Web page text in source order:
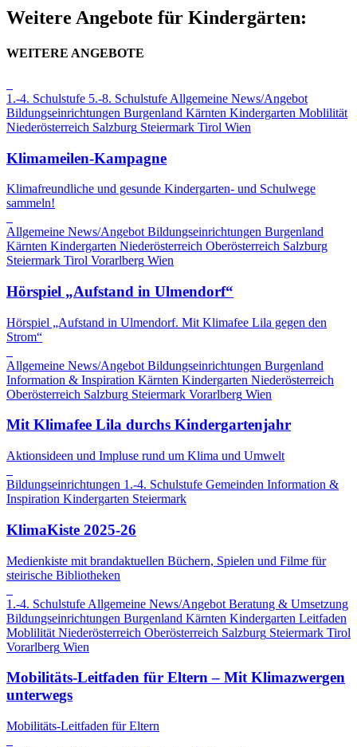
Weitere Angebote für Kindergärten:
WEITERE ANGEBOTE
1.-4. Schulstufe 5.-8. Schulstufe Allgemeine News/Angebot
Bildungseinrichtungen Burgenland Kärnten Kindergarten Moblilität
Niederösterreich Salzburg Steiermark Tirol Wien
Klimameilen-Kampagne
Klimafreundliche und gesunde Kindergarten- und Schulwege
sammeln!
Allgemeine News/Angebot Bildungseinrichtungen Burgenland
Kärnten Kindergarten Niederösterreich Oberösterreich Salzburg
Steiermark Tirol Vorarlberg Wien
Hörspiel „Aufstand in Ulmendorf“
Hörspiel „Aufstand in Ulmendorf. Mit Klimafee Lila gegen den
Strom“
Allgemeine News/Angebot Bildungseinrichtungen Burgenland
Information & Inspiration Kärnten Kindergarten Niederösterreich
Oberösterreich Salzburg Steiermark Vorarlberg Wien
Mit Klimafee Lila durchs Kindergartenjahr
Aktionsideen und Impluse rund um Klima und Umwelt
Bildungseinrichtungen 1.-4. Schulstufe Gemeinden Information &
Inspiration Kindergarten Steiermark
KlimaKiste 2025-26
Medienkiste mit brandaktuellen Büchern, Spielen und Filme für
steirische Bibliotheken
1.-4. Schulstufe Allgemeine News/Angebot Beratung & Umsetzung
Bildungseinrichtungen Burgenland Kärnten Kindergarten Leitfaden
Moblilität Niederösterreich Oberösterreich Salzburg Steiermark Tirol
Vorarlberg Wien
Mobilitäts-Leitfaden für Eltern – Mit Klimazwergen
unterwegs
Mobilitäts-Leitfaden für Eltern